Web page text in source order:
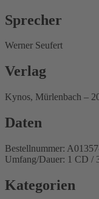
Sprecher
Werner Seufert
Verlag
Kynos, Mürlenbach –
Daten
Bestellnummer:
Umfang/Dauer: 1 CD /
Kategorien